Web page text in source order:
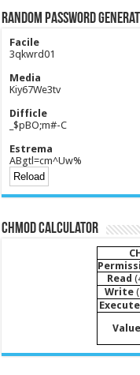
Random Password
Facile
3qkwrd01
Media
Kiy67We3tv
Difficle
_$pBO;m#-C
Estrema
ABgtl=cm^Uw%
CHMOD Calculator
Read
Write
Execute
Value